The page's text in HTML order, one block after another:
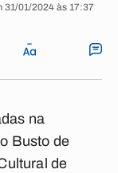
31/01/2024 às 17:37
na
Busto de
de